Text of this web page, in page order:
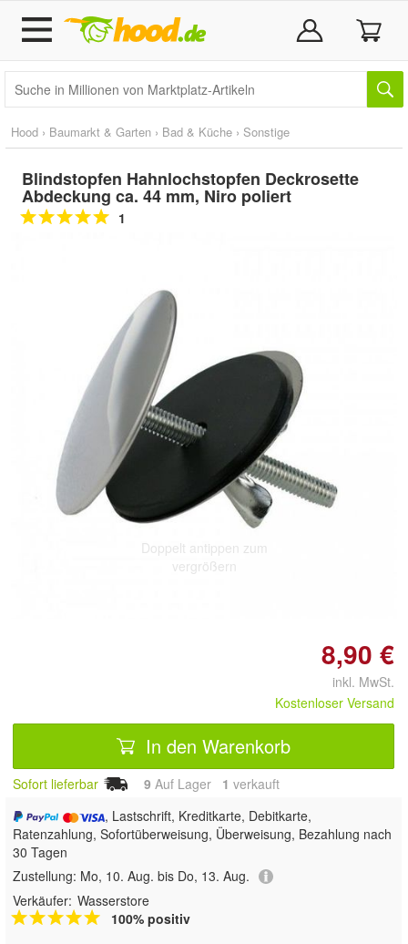
Hood › Baumarkt & Garten › Bad & Küche › Sonstige
Blindstopfen Hahnlochstopfen Deckrosette
Abdeckung ca. 44 mm, Niro poliert
1
Doppelt antippen zum
vergrößern
8,90 €
inkl. MwSt.
Kostenloser Versand
In den Warenkorb
Sofort lieferbar 9 Auf Lager 1 verkauft
, Lastschrift, Kreditkarte, Debitkarte,
Ratenzahlung, Sofortüberweisung, Überweisung, Bezahlung nach
30 Tagen
Zustellung: Mo, 10. Aug. bis Do, 13. Aug.
Verkäufer: Wasserstore
100% positiv